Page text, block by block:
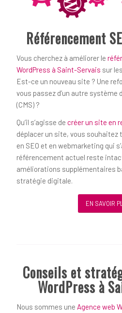
Référencement
Vous cherchez à améliorer le
WordPress à Saint-Servais sur
Est-ce un nouveau site ? Une
vous passez d’un autre système
(CMS) ?
Qu’il s’agisse de créer un site en
déplacer un site, vous souhaitez
en SEO et en webmarketing qui
référencement actuel reste
améliorations supplémentaires
stratégie digitale.
EN SAVOIR
Conseils et
WordPress à
Nous sommes une Agence web